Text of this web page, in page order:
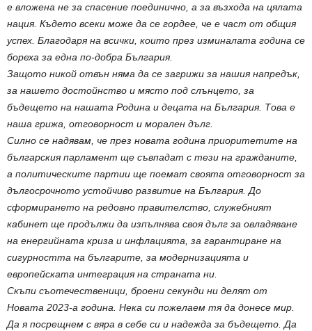
е вложена не за спасение поединично, а за възхода на цялата
нация. Където всеки може да се гордее, че е част от общия
успех. Благодаря на всички, които през изминалата година се
бореха за една по-добра България.
Защото никой отвън няма да се загрижи за нашия напредък,
за нашето достойнство и място под слънцето, за
бъдещето на нашата Родина и децата на България. Това е
наша грижа, отговорност и морален дълг.
Силно се надявам, че през новата година приоритетите на
българския парламент ще съвпадат с тези на гражданите,
а политическите партии ще поемат своята отговорност за
дългосрочното устойчиво развитие на България. До
сформирането на редовно правителство, служебният
кабинет ще продължи да изпълнява своя дълг за овладяване
на енергийната криза и инфлацията, за гарантиране на
сигурността на българите, за модернизацията и
европейската интеграция на страната ни.
Скъпи съотечественици, броени секунди ни делят от
Новата 2023-а година. Нека си пожелаем тя да донесе мир.
Да я посрещнем с вяра в себе си и надежда за бъдещето. Да